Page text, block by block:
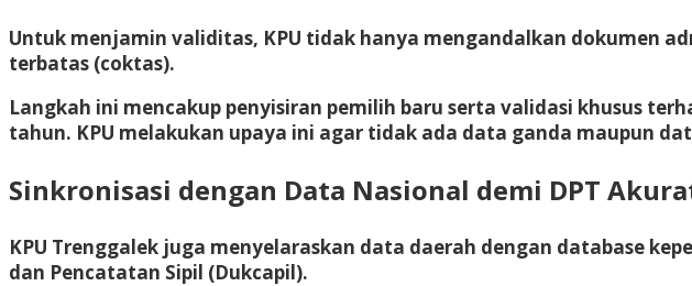
Untuk menjamin validitas, KPU tidak hanya mengandalkan dokumen
terbatas (coktas).
Langkah ini mencakup penyisiran pemilih baru serta validasi khusus
tahun. KPU melakukan upaya ini agar tidak ada data ganda maupun
Sinkronisasi dengan Data Nasional demi DPT
KPU Trenggalek juga menyelaraskan data daerah dengan database
dan Pencatatan Sipil (Dukcapil).